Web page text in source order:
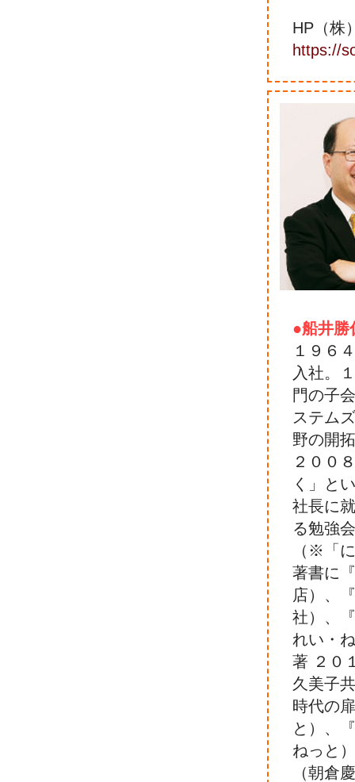
HP（株
https://
●船井
１９６
入社。
門の子
ステム
野の開
２００
く」と
社長に
る勉強
（※「
著書に
店）、
社）、
れい・
著 ２０
久美子
時代の
と）、
ねっと
（朝倉